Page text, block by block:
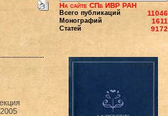
На сайте СПб ИВР РАН
Всего публикаций 11046
Монографий 1611
Статей 9172